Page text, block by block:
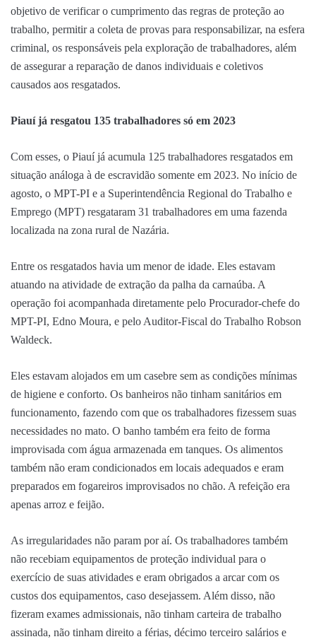
objetivo de verificar o cumprimento das regras de proteção ao
trabalho, permitir a coleta de provas para responsabilizar, na esfera
criminal, os responsáveis pela exploração de trabalhadores, além
de assegurar a reparação de danos individuais e coletivos
causados aos resgatados.
Piauí já resgatou 135 trabalhadores só em 2023
Com esses, o Piauí já acumula 125 trabalhadores resgatados em
situação análoga à de escravidão somente em 2023. No início de
agosto, o MPT-PI e a Superintendência Regional do Trabalho e
Emprego (MPT) resgataram 31 trabalhadores em uma fazenda
localizada na zona rural de Nazária.
Entre os resgatados havia um menor de idade. Eles estavam
atuando na atividade de extração da palha da carnaúba. A
operação foi acompanhada diretamente pelo Procurador-chefe do
MPT-PI, Edno Moura, e pelo Auditor-Fiscal do Trabalho Robson
Waldeck.
Eles estavam alojados em um casebre sem as condições mínimas
de higiene e conforto. Os banheiros não tinham sanitários em
funcionamento, fazendo com que os trabalhadores fizessem suas
necessidades no mato. O banho também era feito de forma
improvisada com água armazenada em tanques. Os alimentos
também não eram condicionados em locais adequados e eram
preparados em fogareiros improvisados no chão. A refeição era
apenas arroz e feijão.
As irregularidades não param por aí. Os trabalhadores também
não recebiam equipamentos de proteção individual para o
exercício de suas atividades e eram obrigados a arcar com os
custos dos equipamentos, caso desejassem. Além disso, não
fizeram exames admissionais, não tinham carteira de trabalho
assinada, não tinham direito a férias, décimo terceiro salários e